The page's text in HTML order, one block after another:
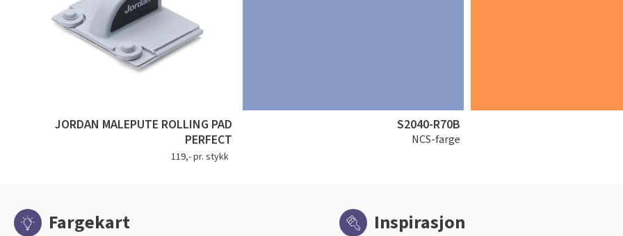
JORDAN MALEPUTE ROLLING PAD
PERFECT
119,- pr. stykk
S2040-R70B
NCS-farge
Fargekart Inspirasjon